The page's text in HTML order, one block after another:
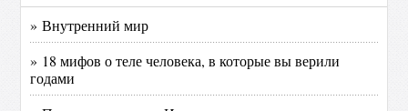
» Внутренний мир
» 18 мифов о теле человека, в которые вы верили
годами